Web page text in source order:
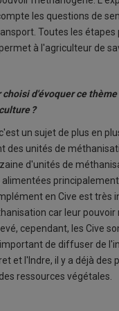
les questions de
Toutes les étapes
à l'agriculteur de
choisi d'évoquer ce
?
un sujet de plus en
des unités de
d'unités de
en Cive est très
car leur
cependant, les Cive
de diffuser de
et l'Indre, il y a déjà des
ressources végétales.